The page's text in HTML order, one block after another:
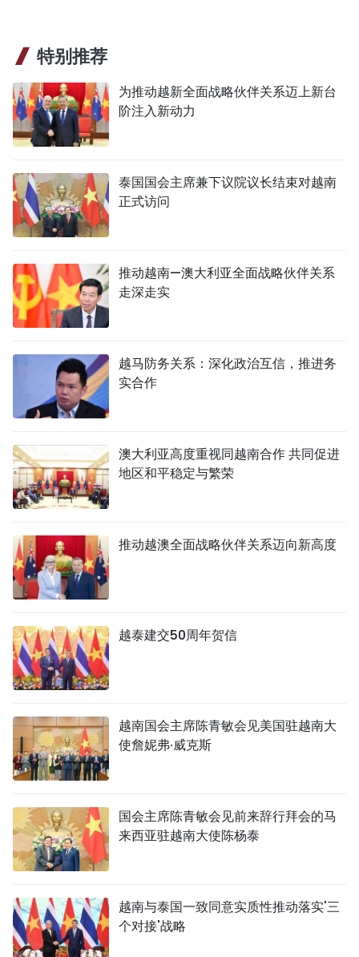
特别推荐
为推动越新全面战略伙伴关系迈上新台
阶注入新动力
泰国国会主席兼下议院议长结束对越南
正式访问
推动越南—澳大利亚全面战略伙伴关系
走深走实
越马防务关系：深化政治互信，推进务
实合作
澳大利亚高度重视同越南合作 共同促进
地区和平稳定与繁荣
推动越澳全面战略伙伴关系迈向新高度
越泰建交50周年贺信
越南国会主席陈青敏会见美国驻越南大
使詹妮弗·威克斯
国会主席陈青敏会见前来辞行拜会的马
来西亚驻越南大使陈杨泰
越南与泰国一致同意实质性推动落实'三
个对接'战略